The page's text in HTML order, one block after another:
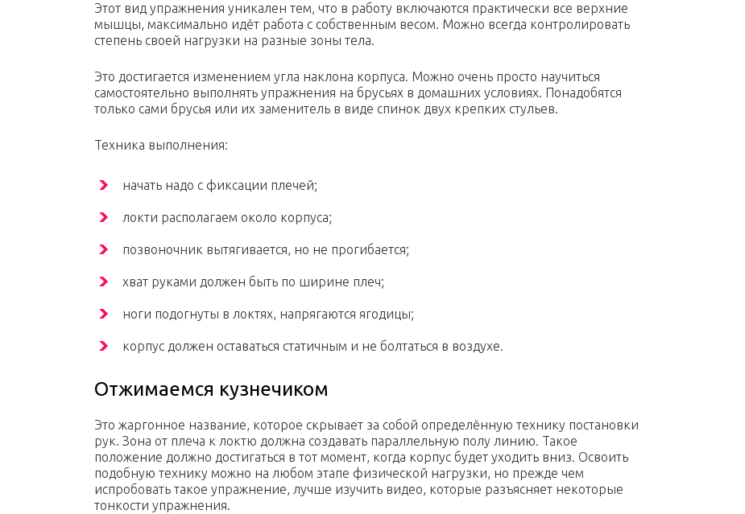
Этот вид упражнения уникален тем, что в работу включаются практически все верхние
мышцы, максимально идёт работа с собственным весом. Можно всегда контролировать
степень своей нагрузки на разные зоны тела.
Это достигается изменением угла наклона корпуса. Можно очень просто научиться
самостоятельно выполнять упражнения на брусьях в домашних условиях. Понадобятся
только сами брусья или их заменитель в виде спинок двух крепких стульев.
Техника выполнения:
начать надо с фиксации плечей;
локти располагаем около корпуса;
позвоночник вытягивается, но не прогибается;
хват руками должен быть по ширине плеч;
ноги подогнуты в локтях, напрягаются ягодицы;
корпус должен оставаться статичным и не болтаться в воздухе.
Отжимаемся кузнечиком
Это жаргонное название, которое скрывает за собой определённую технику постановки
рук. Зона от плеча к локтю должна создавать параллельную полу линию. Такое
положение должно достигаться в тот момент, когда корпус будет уходить вниз. Освоить
подобную технику можно на любом этапе физической нагрузки, но прежде чем
испробовать такое упражнение, лучше изучить видео, которые разъясняет некоторые
тонкости упражнения.